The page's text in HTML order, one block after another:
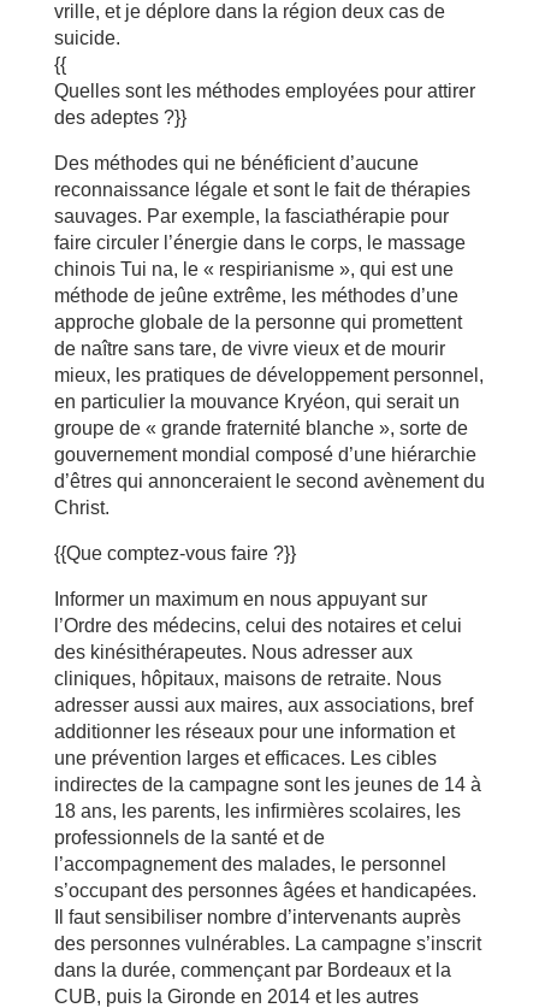
vrille, et je déplore dans la région deux cas de
suicide.
{{
Quelles sont les méthodes employées pour attirer
des adeptes ?}}
Des méthodes qui ne bénéficient d’aucune
reconnaissance légale et sont le fait de thérapies
sauvages. Par exemple, la fasciathérapie pour
faire circuler l’énergie dans le corps, le massage
chinois Tui na, le « respirianisme », qui est une
méthode de jeûne extrême, les méthodes d’une
approche globale de la personne qui promettent
de naître sans tare, de vivre vieux et de mourir
mieux, les pratiques de développement personnel,
en particulier la mouvance Kryéon, qui serait un
groupe de « grande fraternité blanche », sorte de
gouvernement mondial composé d’une hiérarchie
d’êtres qui annonceraient le second avènement du
Christ.
{{Que comptez-vous faire ?}}
Informer un maximum en nous appuyant sur
l’Ordre des médecins, celui des notaires et celui
des kinésithérapeutes. Nous adresser aux
cliniques, hôpitaux, maisons de retraite. Nous
adresser aussi aux maires, aux associations, bref
additionner les réseaux pour une information et
une prévention larges et efficaces. Les cibles
indirectes de la campagne sont les jeunes de 14 à
18 ans, les parents, les infirmières scolaires, les
professionnels de la santé et de
l’accompagnement des malades, le personnel
s’occupant des personnes âgées et handicapées.
Il faut sensibiliser nombre d’intervenants auprès
des personnes vulnérables. La campagne s’inscrit
dans la durée, commençant par Bordeaux et la
CUB, puis la Gironde en 2014 et les autres